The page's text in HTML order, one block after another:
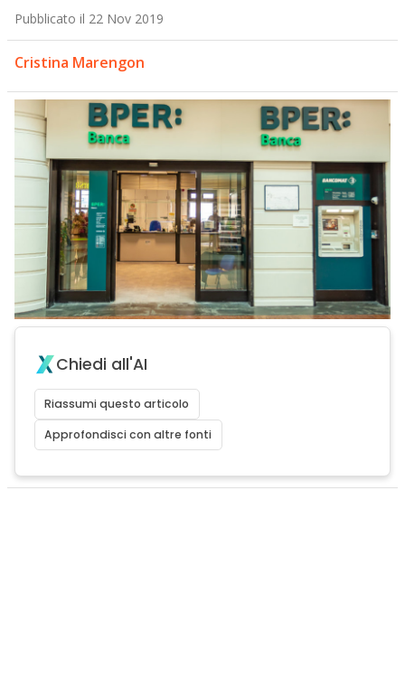
Pubblicato il 22 Nov 2019
Cristina Marengon
Chiedi all'AI
Riassumi questo articolo
Approfondisci con altre fonti